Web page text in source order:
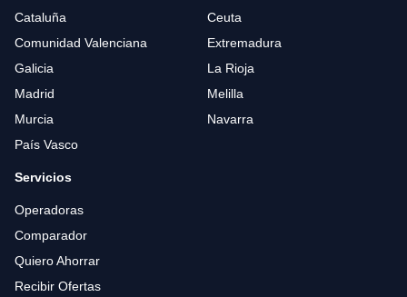
Cataluña
Ceuta
Comunidad Valenciana
Extremadura
Galicia
La Rioja
Madrid
Melilla
Murcia
Navarra
País Vasco
Servicios
Operadoras
Comparador
Quiero Ahorrar
Recibir Ofertas